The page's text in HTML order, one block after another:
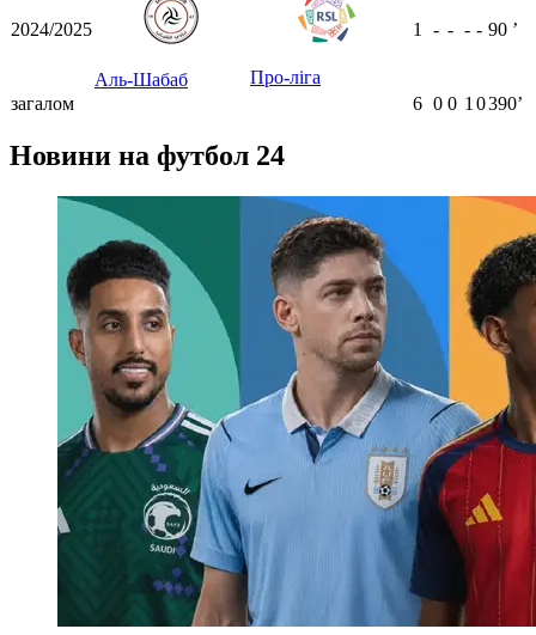
2024/2025
Аль-Шабаб Про-ліга
1 - - - - 90 ʼ
загалом 6 0 0 1 0390ʼ
Новини на футбол 24